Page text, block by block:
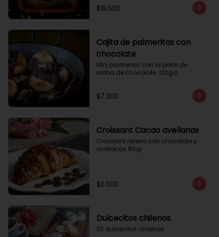
$18.500
Cajita de palmeritas con
chocolate
Mini palmerias con la parte de
arriba de chocolate. 120grs
$7.300
Croissant Cacao avellanas
Croissant relleno con chocolate y
avellanas 85gr
$2.000
Dulcecitos chilenos
20 dulcecitos chilenos